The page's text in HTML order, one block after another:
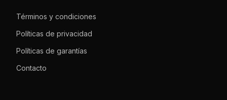
Términos y condiciones
Políticas de privacidad
Políticas de garantías
Contacto